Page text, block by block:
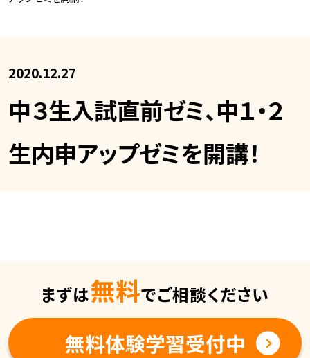
2020.12.27
中３生入試直前ゼミ、中１・２
生内申アップゼミを開講！
まずは無料でご相談ください
無料体験学習受付中